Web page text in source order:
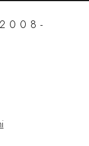
2008-
image in a popup: